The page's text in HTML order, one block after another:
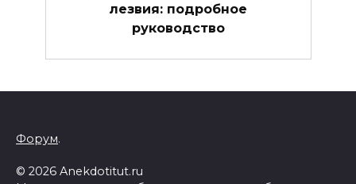
лезвия: подробное
руководство
Форум.
© 2026 Anekdotitut.ru